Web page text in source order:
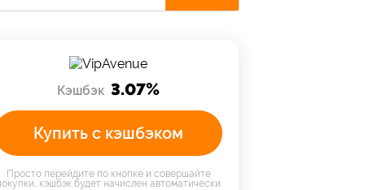
Кэшбэк 3.07%
Купить с кэшбэком
Просто перейдите по кнопке и совершайте
кэшбэк будет начислен автоматически